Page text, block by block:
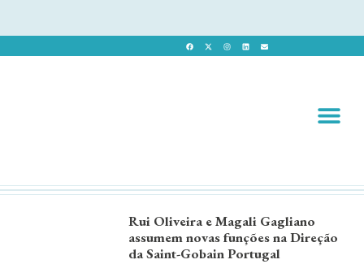
Rui Oliveira e Magali Gagliano
assumem novas funções na Direção
da Saint-Gobain Portugal